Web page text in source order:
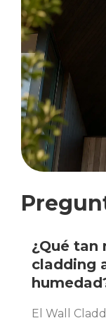
¿Qué tan
cladding
El Wall